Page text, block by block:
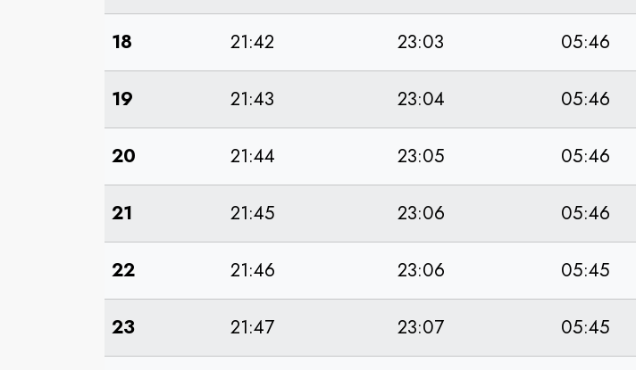
18 21:42 23:03 05:46
19 21:43 23:04 05:46
20 21:44 23:05 05:46
21 21:45 23:06 05:46
22 21:46 23:06 05:45
23 21:47 23:07 05:45